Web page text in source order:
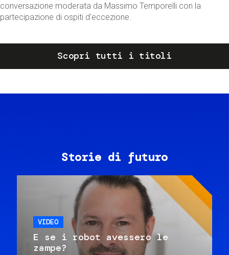
conversazione moderata da Massimo Temporelli con la
partecipazione di ospiti d'eccezione.
Scopri tutti i titoli
Storie di futuro
VIDEO
E se i robot avessero le
zampe?